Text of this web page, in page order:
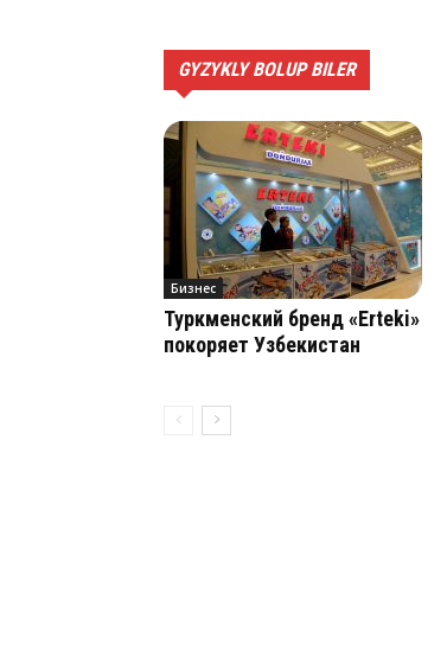
GYZYKLY BOLUP BILER
Бизнес
Туркменский бренд «Erteki»
покоряет Узбекистан